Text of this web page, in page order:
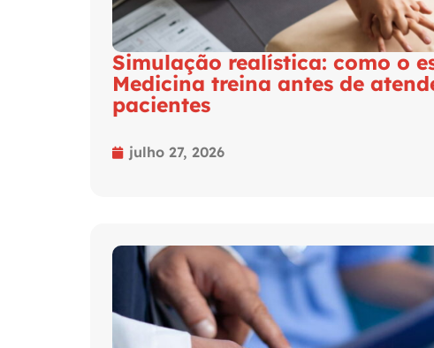
Simulação realística: como o
Medicina treina antes de
pacientes
julho 27, 2026